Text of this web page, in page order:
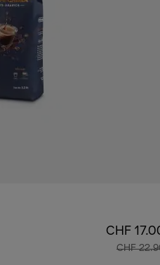
CHF
CHF